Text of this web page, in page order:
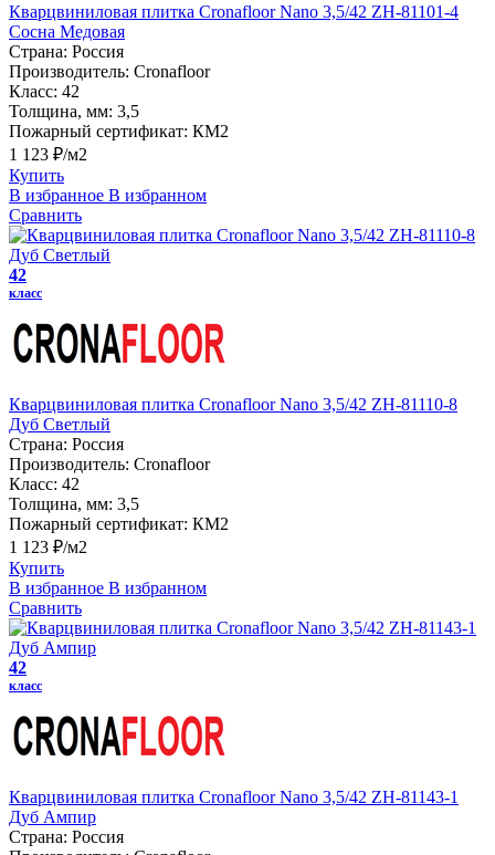
Кварцвиниловая плитка Cronafloor Nano 3,5/42 ZH-81101-4
Сосна Медовая
Страна: Россия
Производитель: Cronafloor
Класс: 42
Толщина, мм: 3,5
Пожарный сертификат: КМ2
1 123 ₽/м2
Купить
В избранное В избранном
Сравнить
42
класс
Кварцвиниловая плитка Cronafloor Nano 3,5/42 ZH-81110-8
Дуб Светлый
Страна: Россия
Производитель: Cronafloor
Класс: 42
Толщина, мм: 3,5
Пожарный сертификат: КМ2
1 123 ₽/м2
Купить
В избранное В избранном
Сравнить
42
класс
Кварцвиниловая плитка Cronafloor Nano 3,5/42 ZH-81143-1
Дуб Ампир
Страна: Россия